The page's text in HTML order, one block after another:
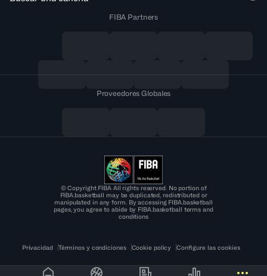
FIBA Partners
Proveedores Globales
© Copyright FIBA All rights reserved. No portion of
FIBA.basketball may be duplicated, redistributed or
manipulated in any form. By accessing FIBA.basketball
pages, you agree to abide by FIBA.basketball terms and
conditions
Privacidad Términos y condiciones Cookie policy Configure las cookies